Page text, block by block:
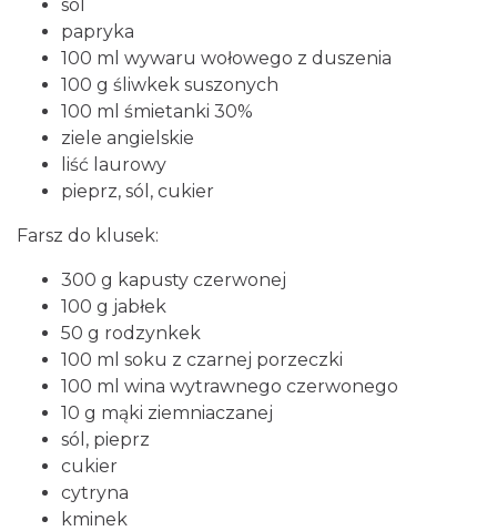
sól
papryka
100 ml wywaru wołowego z duszenia
100 g śliwkek suszonych
100 ml śmietanki 30%
ziele angielskie
liść laurowy
pieprz, sól, cukier
Farsz do klusek:
300 g kapusty czerwonej
100 g jabłek
50 g rodzynkek
100 ml soku z czarnej porzeczki
100 ml wina wytrawnego czerwonego
10 g mąki ziemniaczanej
sól, pieprz
cukier
cytryna
kminek